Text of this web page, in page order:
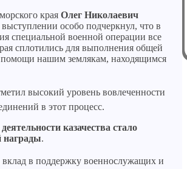
края Олег Николаевич
особо подчеркнул, что в
специальной военной операции все
сплотились для выполнения общей
помощи нашим землякам, находящимся
высокий уровень вовлеченности
в этот процесс.
казачества стало
награды.
в поддержку военнослужащих и